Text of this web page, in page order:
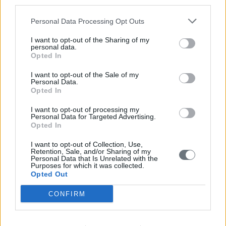
Personal Data Processing Opt Outs
I want to opt-out of the Sharing of my
personal data.
Opted In
I want to opt-out of the Sale of my
Personal Data.
Opted In
I want to opt-out of processing my
Personal Data for Targeted Advertising.
Opted In
I want to opt-out of Collection, Use,
Retention, Sale, and/or Sharing of my
Personal Data that Is Unrelated with the
Purposes for which it was collected.
Opted Out
CONFIRM